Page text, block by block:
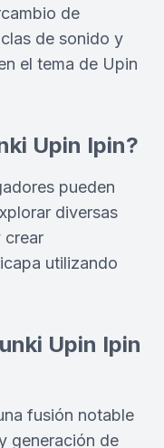
de
de sonido y
el tema de Upin
Upin Ipin?
pueden
diversas
crear
utilizando
Upin Ipin
fusión notable
generación de